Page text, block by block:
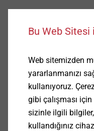
Teknik Özellikler
Bu Web Sitesi
Web sitemizden
yararlanmanızı
kullanıyoruz.
gibi çalışması
sizinle ilgili bilgiler,
kullandığınız